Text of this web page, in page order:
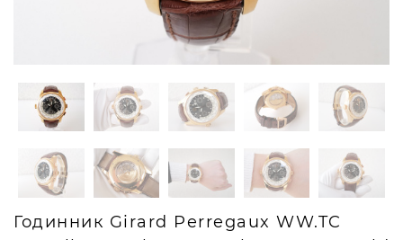
Годинник Girard Perregaux WW.TC